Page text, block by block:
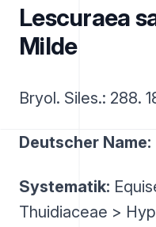
Lescuraea
Milde
Bryol. Siles.: 288.
Deutscher Name:
Systematik:
Thuidiaceae >